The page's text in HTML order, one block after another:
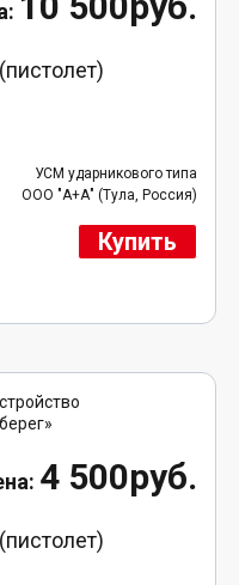
УСМ ударникового типа
ООО "А+А" (Тула, Россия)
Купить
4 500руб.